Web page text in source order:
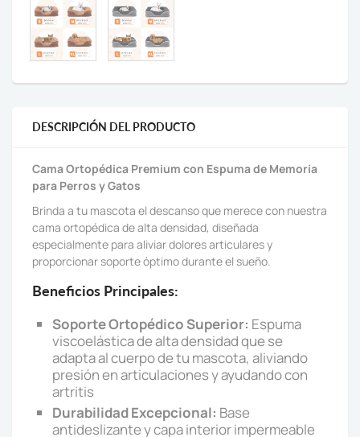
DESCRIPCIÓN DEL PRODUCTO
Cama Ortopédica Premium con Espuma de Memoria
para Perros y Gatos
Brinda a tu mascota el descanso que merece con nuestra
cama ortopédica de alta densidad, diseñada
especialmente para aliviar dolores articulares y
proporcionar soporte óptimo durante el sueño.
Beneficios Principales:
Soporte Ortopédico Superior: Espuma
viscoelástica de alta densidad que se
adapta al cuerpo de tu mascota, aliviando
presión en articulaciones y ayudando con
artritis
Durabilidad Excepcional: Base
antideslizante y capa interior impermeable